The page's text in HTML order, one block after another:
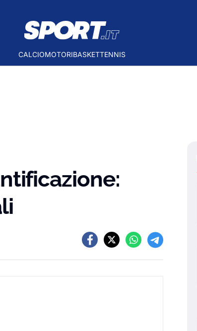
CALCIOMOTORIBASKETTENNIS